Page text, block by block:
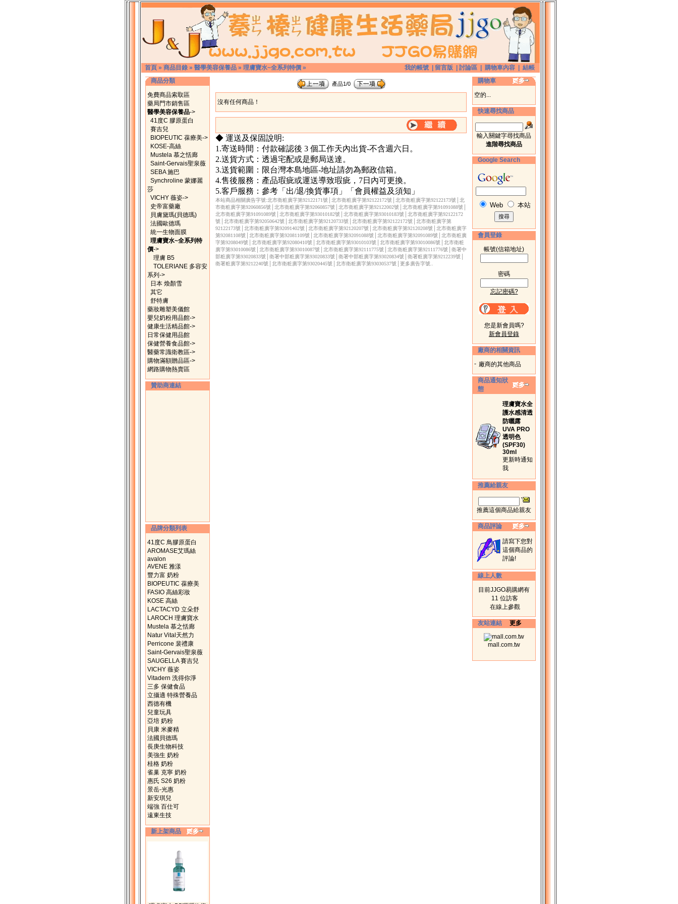
首頁 » 商品目錄 » 醫學美容保養品 » 理膚寶水~全系列特價 » 我的帳號 留言版 討論區 購物車內容
結帳
商品分類
免費商品索取區
藥局門市銷售區
醫學美容保養品->
41度C 膠原蛋白
賽吉兒
BIOPEUTIC 葆療美->
KOSE-高絲
Mustela 慕之恬廊
Saint-Gervais聖泉薇
SEBA 施巴
Synchroline 蒙娜麗
莎
VICHY 薇姿->
史帝富藥廠
貝膚黛瑪(貝德瑪)
法國歐德瑪
統一生物面膜
理膚寶水~全系列特
價->
理膚 B5
TOLERIANE 多容安
系列->
日本 煥顏雪
其它
舒特膚
藥妝雕塑美儀館
嬰兒奶粉用品館->
健康生活精品館->
日常保健用品館
保健營養食品館->
醫藥常識衛教區->
購物滿額贈品區->
網路購物熱賣區
贊助商連結
品牌分類列表
41度C 鳥膠原蛋白
AROMASE艾瑪絲
avalon
AVENE 雅漾
豐力富 奶粉
BIOPEUTIC 葆療美
FASIO 高絲彩妝
KOSE 高絲
LACTACYD 立朵舒
LAROCH 理膚寶水
Mustela 慕之恬廊
Natur Vital天然力
Perricone 裴禮康
Saint-Gervais聖泉薇
SAUGELLA 賽吉兒
VICHY 薇姿
Vitadern 洗得你淨
三多 保健食品
立攝適 特殊營養品
西德有機
兒童玩具
亞培 奶粉
貝康 米麥精
法國貝德瑪
長庚生物科技
美強生 奶粉
桂格 奶粉
雀巢 克寧 奶粉
惠氏 S26 奶粉
景岳-光惠
新安琪兒
端強 百仕可
遠東生技
新上架商品
產品1/0
沒有任何商品！
◆ 運送及保固說明:
1.寄送時間：付款確認後 3 個工作天內出貨-不含週六日。
2.送貨方式：透過宅配或是郵局送達。
3.送貨範圍：限台灣本島地區-地址請勿為郵政信箱。
4.售後服務：產品瑕疵或運送導致瑕疵，7日內可更換。
5.客戶服務：參考「出/退/換貨事項」「會員權益及須知」
本站商品相關廣告字號:北市衛粧廣字第92122171號│北市衛粧廣字第92122172號│北市衛粧廣字第92122173號│北
市衛粧廣字第92060856號│北市衛粧廣字第92060857號│北市衛粧廣字第92122002號│北市衛粧廣字第91091088號│
北市衛粧廣字第91091089號│北市衛粧廣字第93010182號│北市衛粧廣字第93010183號│北市衛粧廣字第92122172
號│北市衛粧廣字第92050642號│北市衛粧廣字第92120733號│北市衛粧廣字第92122172號│北市衛粧廣字第
92122173號│北市衛粧廣字第92091402號│北市衛粧廣字第92120207號│北市衛粧廣字第92120208號│北市衛粧廣字
第92081108號│北市衛粧廣字第92081109號│北市衛粧廣字第92091088號│北市衛粧廣字第92091089號│北市衛粧廣
字第9208049號│北市衛粧廣字第92080410號│北市衛粧廣字第93010103號│北市衛粧廣字第93010086號│北市衛粧
廣字第93010086號│北市衛粧廣字第93010087號│北市衛粧廣字第92111775號│北市衛粧廣字第92111776號│衛署中
部粧廣字第93020833號│衛署中部粧廣字第93020833號│衛署中部粧廣字第93020834號│衛署粧廣字第9212239號│
衛署粧廣字第9212240號│北市衛粧廣字第93020445號│北市衛粧廣字第93030537號│更多廣告字號..
購物車
空的...
快速尋找商品
輸入關鍵字尋找商品
進階尋找商品
Google Search
Web 本站
會員登錄
帳號(信箱地址)
密碼
忘記密碼?
您是新會員嗎?
新會員登錄
廠商的相關資訊
- 廠商的其他商品
商品通知狀
態
理膚寶水全
護水感清透
防曬露
UVA PRO
透明色
(SPF30)
30ml
更新時通知
我
推薦給親友
推薦這個商品給親友
商品評論
請寫下您對
這個商品的
評論!
線上人數
目前JJGO易購網有
11 位訪客
在線上參觀
友站連結 更多
mall.com.tw